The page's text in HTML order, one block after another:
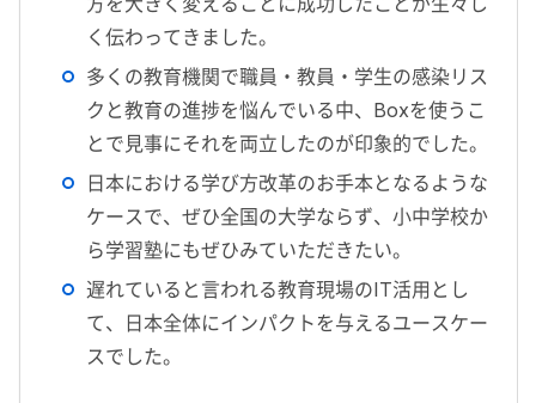
く伝わってきました。
多くの教育機関で職員・教員・学生の感染リス
クと教育の進捗を悩んでいる中、Boxを使うこ
とで見事にそれを両立したのが印象的でした。
日本における学び方改革のお手本となるような
ケースで、ぜひ全国の大学ならず、小中学校か
ら学習塾にもぜひみていただきたい。
遅れていると言われる教育現場のIT活用とし
て、日本全体にインパクトを与えるユースケー
スでした。